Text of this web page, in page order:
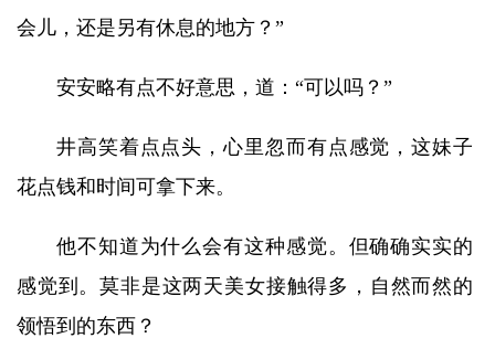
会儿，还是另有休息的地方？”
安安略有点不好意思，道：“可以吗？”
井高笑着点点头，心里忽而有点感觉，这妹子
花点钱和时间可拿下来。
他不知道为什么会有这种感觉。但确确实实的
感觉到。莫非是这两天美女接触得多，自然而然的
领悟到的东西？